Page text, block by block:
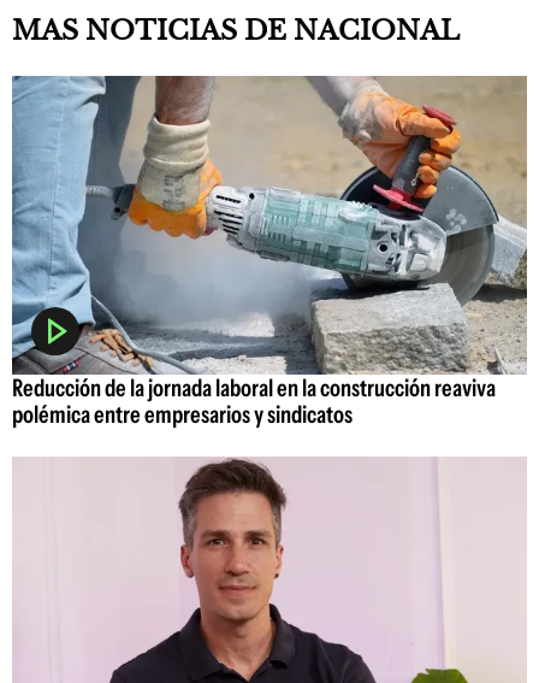
MAS NOTICIAS DE NACIONAL
Reducción de la jornada laboral en la construcción reaviva
polémica entre empresarios y sindicatos